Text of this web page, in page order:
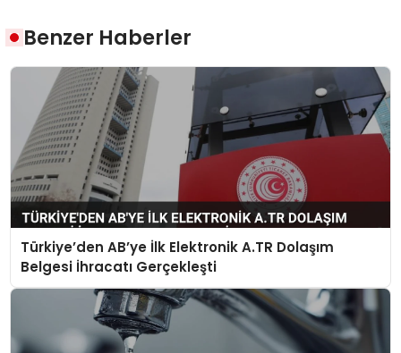
Benzer Haberler
Türkiye’den AB’ye İlk Elektronik A.TR Dolaşım
Belgesi İhracatı Gerçekleşti